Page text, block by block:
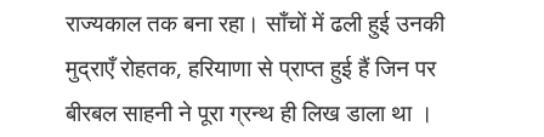
राज्यकाल तक बना रहा। साँचों में ढली हुई उनकी
मुद्राएँ रोहतक,हरियाणा से प्राप्त हुई हैं जिन पर
बीरबल साहनी ने पूरा ग्रन्थ ही लिख डाला था ।